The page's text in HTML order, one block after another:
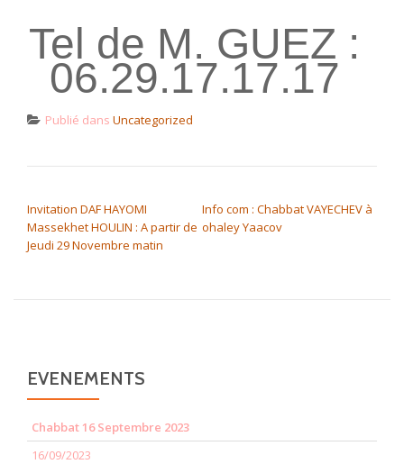
Tel de M. GUEZ :
06.29.17.17.17
Publié dans Uncategorized
Invitation DAF HAYOMI
Massekhet HOULIN : A partir de
Jeudi 29 Novembre matin
Info com : Chabbat VAYECHEV à
ohaley Yaacov
EVENEMENTS
Chabbat 16 Septembre 2023
16/09/2023